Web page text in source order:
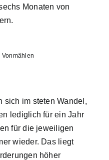
Monaten von
Vonmählen
sich im steten Wandel,
lediglich für ein Jahr
für die jeweiligen
wieder. Das liegt
höher